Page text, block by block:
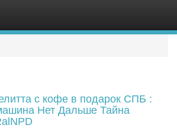
с кофе в подарок СПБ :
Нет Дальше Тайна